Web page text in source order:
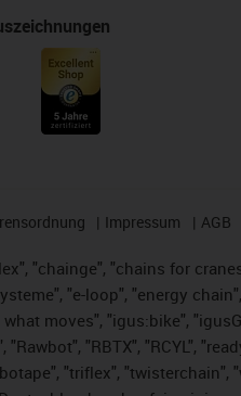
Impressum AGB
"chainge", "chains for
"e-loop", "energy
moves", "igus:bike",
"RBTX", "RCYL",
"triflex",